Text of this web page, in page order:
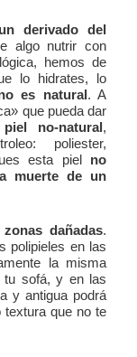
un derivado del
algo nutrir con
hemos de
lo hidrates, lo
es natural. A
que pueda dar
piel no-natural,
poliester,
esta piel no
muerte de un
dañadas.
polipieles en las
la misma
tu sofá, y en las
y antigua podrá
textura que no te